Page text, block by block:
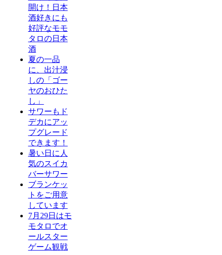
開け！日本
酒好きにも
好評なモモ
タロの日本
酒
夏の一品
に、出汁浸
しの「ゴー
ヤのおひた
し」
サワーもド
デカにアッ
プグレード
できます！
暑い日に人
気のスイカ
バーサワー
ブランケッ
トをご用意
しています
7月29日はモ
モタロでオ
ールスター
ゲーム観戦